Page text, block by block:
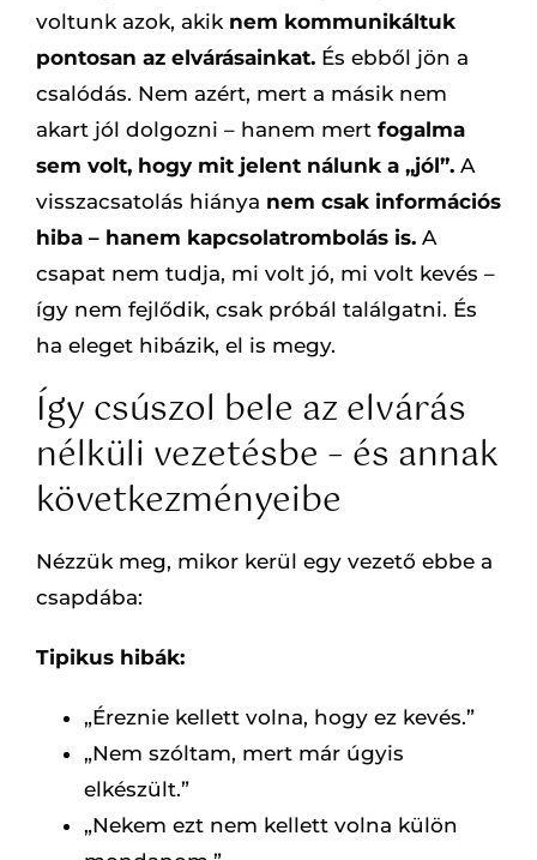
voltunk azok, akiknem kommunikáltuk
pontosan az elvárásainkat. És ebből jön a
csalódás. Nem azért, mert a másik nem
akart jól dolgozni – hanem mert fogalma
sem volt, hogy mit jelent nálunk a „jól”. A
visszacsatolás hiánya nem csak információs
hiba – hanem kapcsolatrombolás is. A
csapat nem tudja, mi volt jó, mi volt kevés –
így nem fejlődik, csak próbál találgatni. És
ha eleget hibázik, el is megy.
Így csúszol bele az elvárás
nélküli vezetésbe – és annak
következményeibe
Nézzük meg, mikor kerül egy vezető ebbe a
csapdába:
Tipikus hibák:
„Éreznie kellett volna, hogy ez kevés.”
„Nem szóltam, mert már úgyis
elkészült.”
„Nekem ezt nem kellett volna külön